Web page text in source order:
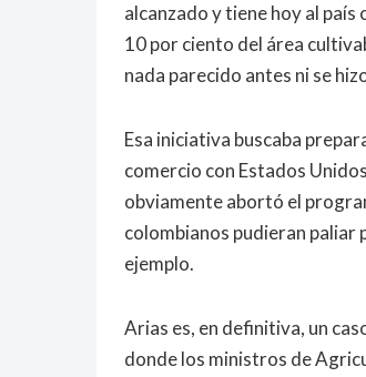
alcanzado y tiene hoy al país
10 por ciento del área
nada parecido antes ni se
Esa iniciativa buscaba
comercio con Estados
obviamente abortó el
colombianos pudieran paliar
ejemplo.
Arias es, en definitiva, un
donde los ministros de